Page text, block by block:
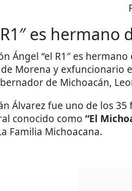
es
Ángel “el R1″ es hermano
Morena y exfuncionario
de Michoacán,
Álvarez fue uno de los
conocido como “El
Familia Michoacana.